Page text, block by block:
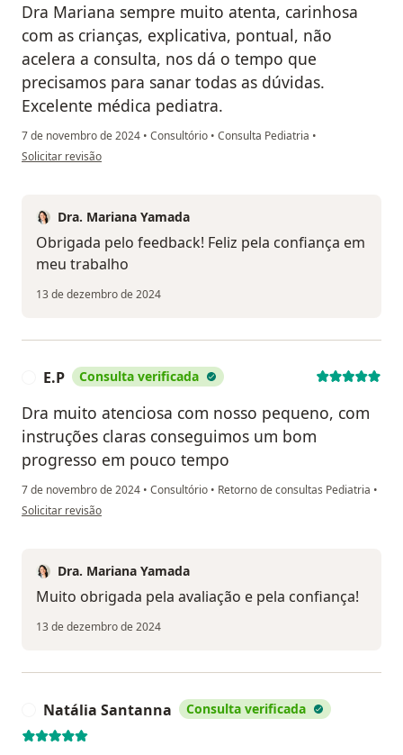
Dra Mariana sempre muito atenta, carinhosa
com as crianças, explicativa, pontual, não
acelera a consulta, nos dá o tempo que
precisamos para sanar todas as dúvidas.
Excelente médica pediatra.
7 de novembro de 2024 • Consultório • Consulta Pediatria •
na opinião do utilizador L.R.
Solicitar revisão
Dra. Mariana Yamada
Obrigada pelo feedback! Feliz pela confiança em
meu trabalho
13 de dezembro de 2024
E.P Consulta verificada
Dra muito atenciosa com nosso pequeno, com
instruções claras conseguimos um bom
progresso em pouco tempo
7 de novembro de 2024 • Consultório • Retorno de consultas Pediatria •
na opinião do utilizador E.P
Solicitar revisão
Dra. Mariana Yamada
Muito obrigada pela avaliação e pela confiança!
13 de dezembro de 2024
Natália Santanna Consulta verificada